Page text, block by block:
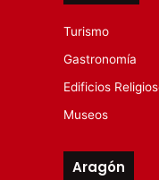
Turismo
Gastronomía
Edificios
Museos
Aragón